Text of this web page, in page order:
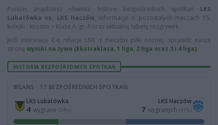
Poniżej znajdziesz również historę bezpośrednich spotkań LKS
Lubatówka vs. LKS Haczów, informacje o pozostałych meczach 15.
kolejki - Krosno > Klasa A, gr. II oraz aktualną tabelę rozgrywek.
Jeśli interesują Cię relacje LIVE z meczów piłki nożnej, sprawdź naszą
stronę wyniki na żywo (Ekstraklasa, 1 liga, 2 liga oraz 3 i 4 liga).
HISTORIA BEZPOŚREDNICH SPOTKAŃ
BILANS · 17 BEZPOŚREDNICH SPOTKAŃ
LKS Lubatówka
4 wygrane (24%)
LKS Haczów
7 wygranych (41%)